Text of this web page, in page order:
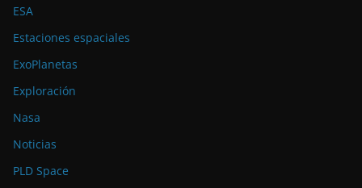
ESA
Estaciones espaciales
ExoPlanetas
Exploración
Nasa
Noticias
PLD Space